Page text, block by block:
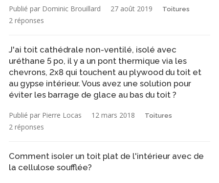
Publié par Dominic Brouillard 27 août 2019 Toitures
2 réponses
J'ai toit cathédrale non-ventilé, isolé avec
uréthane 5 po, il y a un pont thermique via les
chevrons, 2x8 qui touchent au plywood du toit et
au gypse intérieur. Vous avez une solution pour
éviter les barrage de glace au bas du toit ?
Publié par Pierre Locas 12 mars 2018 Toitures
2 réponses
Comment isoler un toit plat de l'intérieur avec de
la cellulose soufflée?